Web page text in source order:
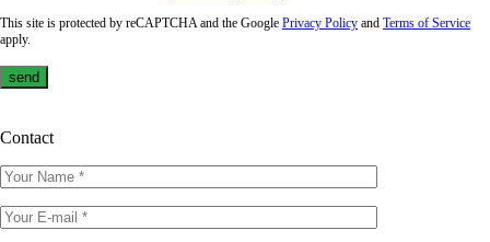
This site is protected by reCAPTCHA and the Google Privacy Policy and Terms of Service
apply.
Contact